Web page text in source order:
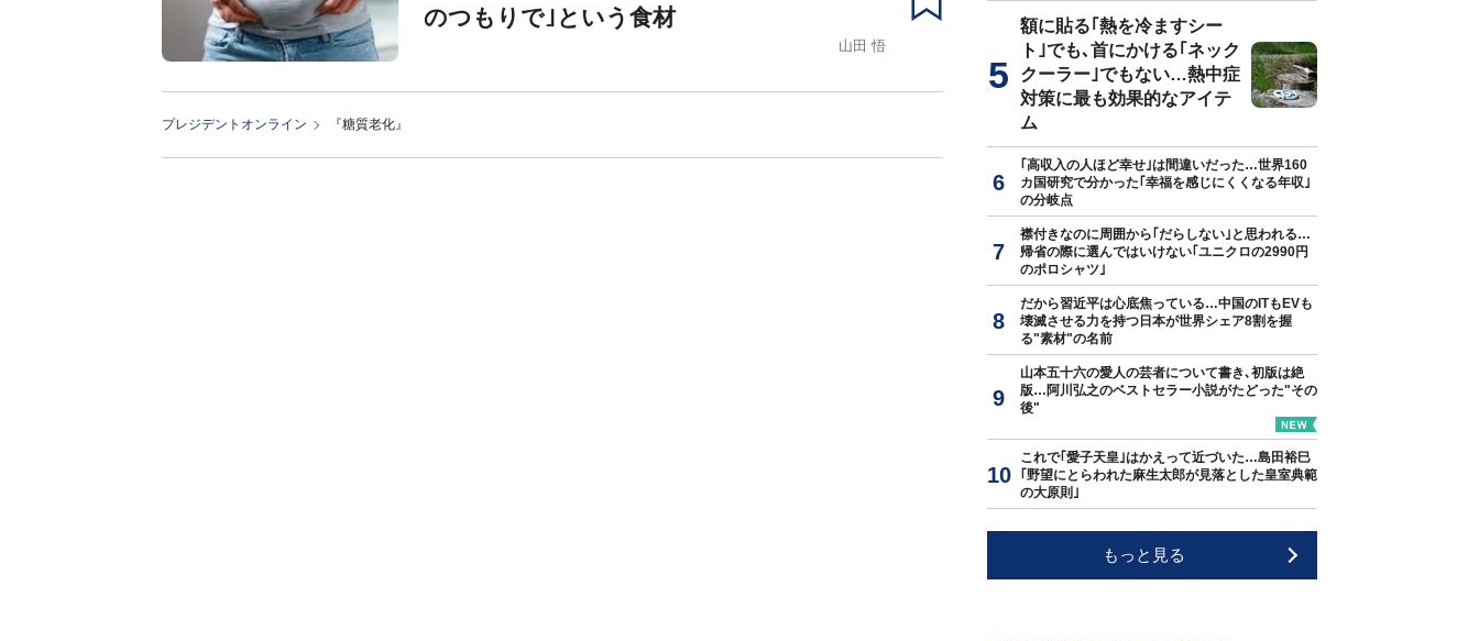
のつもりで｣という食材
山田 悟
プレジデントオンライン 『糖質老化』
額に貼る｢熱を冷ますシー
ト｣でも､首にかける｢ネック
クーラー｣でもない…熱中症
対策に最も効果的なアイテ
ム
｢高収入の人ほど幸せ｣は間違いだった…世界160
カ国研究で分かった｢幸福を感じにくくなる年収｣
の分岐点
襟付きなのに周囲から｢だらしない｣と思われる…
帰省の際に選んではいけない｢ユニクロの2990円
のポロシャツ｣
だから習近平は心底焦っている…中国のITもEVも
壊滅させる力を持つ日本が世界シェア8割を握
る"素材"の名前
山本五十六の愛人の芸者について書き､初版は絶
版…阿川弘之のベストセラー小説がたどった"その
後"
これで｢愛子天皇｣はかえって近づいた…島田裕巳
｢野望にとらわれた麻生太郎が見落とした皇室典範
の大原則｣
もっと見る